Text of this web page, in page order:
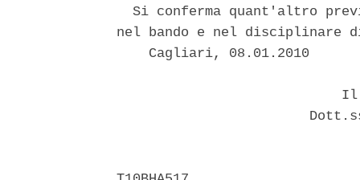
Si conferma quant'altro
nel bando e nel disciplinare
    Cagliari, 08.01.2010